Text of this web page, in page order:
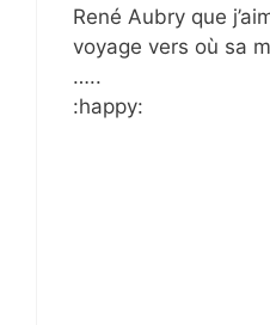
René Aubry que
voyage vers où sa
…..
:happy: